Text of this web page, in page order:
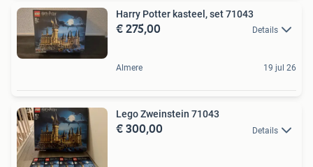
Harry Potter kasteel, set 71043
€ 275,00 Details
Almere 19 jul 26
Lego Zweinstein 71043
€ 300,00 Details